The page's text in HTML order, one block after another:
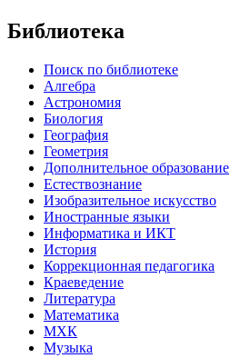
Библиотека
Поиск по библиотеке
Алгебра
Астрономия
Биология
География
Геометрия
Дополнительное образование
Естествознание
Изобразительное искусство
Иностранные языки
Информатика и ИКТ
История
Коррекционная педагогика
Краеведение
Литература
Математика
МХК
Музыка